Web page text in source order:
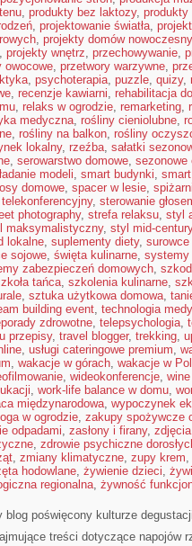
, produkty bez laktozy, produkty
, projektowanie światła,
, projekty domów
, projekty wnętrz, przechowywanie,
owocowe, przetwory warzywne,
, psychoterapia, puzzle, quizy,
, recenzje kawiarni, rehabilitacja
, relaks w ogrodzie, remarketing,
medyczna, rośliny cieniolubne,
, rośliny na balkon, rośliny
lokalny, rzeźba, sałatki
, serowarstwo domowe, sezonowe
modeli, smart budynki,
domowe, spacer w lesie,
, sterowanie
photography, strefa relaksu, styl
maksymalistyczny, styl mid-century
lokalne, suplementy diety,
sojowe, święta kulinarne, systemy
zabezpieczeń domowych,
tańca, szkolenia kulinarne,
, sztuka użytkowa domowa,
building event, technologia
zdrowotne, telepsychologia,
przepisy, travel blogger, trekking,
, usługi cateringowe premium,
, wakacje w górach, wakacje w
, wideokonferencje,
, work-life balance w domu,
międzynarodowa, wypoczynek
w ogrodzie, zakupy spożywcze
odpadami, zasłony i firany,
, zdrowie psychiczne
, zmiany klimatyczne, zupy krem,
hodowlane, żywienie dzieci,
regionalna, żywność
blog poświęcony kulturze
treści dotyczące napojów